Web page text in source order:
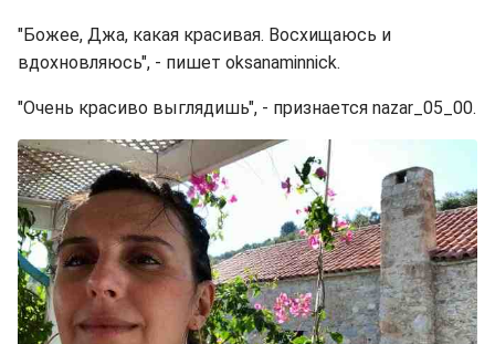
"Божее, Джа, какая красивая. Восхищаюсь и
вдохновляюсь", - пишет oksanaminnick.
"Очень красиво выглядишь", - признается nazar_05_00.